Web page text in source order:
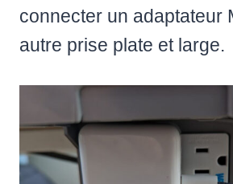
connecter un adaptateur
autre prise plate et large.